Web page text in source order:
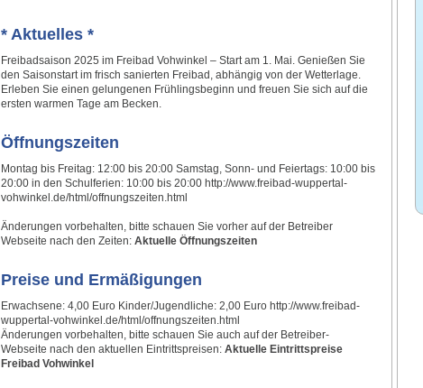
* Aktuelles *
Freibadsaison 2025 im Freibad Vohwinkel – Start am 1. Mai. Genießen Sie
den Saisonstart im frisch sanierten Freibad, abhängig von der Wetterlage.
Erleben Sie einen gelungenen Frühlingsbeginn und freuen Sie sich auf die
ersten warmen Tage am Becken.
Öffnungszeiten
Montag bis Freitag: 12:00 bis 20:00 Samstag, Sonn- und Feiertags: 10:00 bis
20:00 in den Schulferien: 10:00 bis 20:00 http://www.freibad-wuppertal-
vohwinkel.de/html/offnungszeiten.html
Änderungen vorbehalten, bitte schauen Sie vorher auf der Betreiber
Webseite nach den Zeiten:Aktuelle Öffnungszeiten
Preise und Ermäßigungen
Erwachsene: 4,00 Euro Kinder/Jugendliche: 2,00 Euro http://www.freibad-
wuppertal-vohwinkel.de/html/offnungszeiten.html
Änderungen vorbehalten, bitte schauen Sie auch auf der Betreiber-
Webseite nach den aktuellen Eintrittspreisen:Aktuelle Eintrittspreise
Freibad Vohwinkel